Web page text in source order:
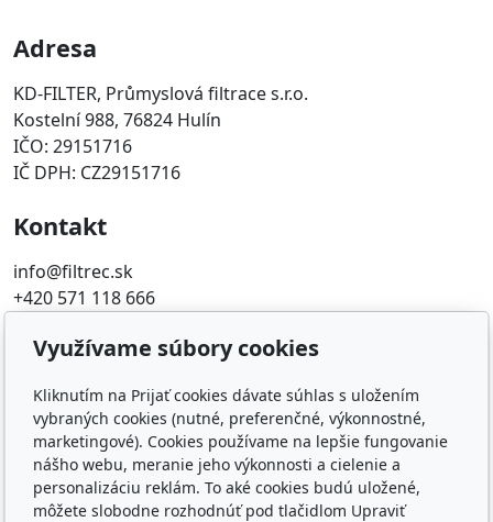
Adresa
KD-FILTER, Průmyslová filtrace s.r.o.
Kostelní 988, 76824 Hulín
IČO: 29151716
IČ DPH: CZ29151716
Kontakt
info@filtrec.sk
+420 571 118 666
Obľúbené odkazy
FILTR-FILTRY.CZ
FILTER-FILTERS.EU
KD-FILTER
KD-FILTER, Průmyslová filtrace s.r.o. - HYDRAULICKÉ
FILTRY, PRŮM
Využívame súbory cookies
Kliknutím na Prijať cookies dávate súhlas s uložením
vybraných cookies (nutné, preferenčné, výkonnostné,
marketingové). Cookies používame na lepšie fungovanie
nášho webu, meranie jeho výkonnosti a cielenie a
personalizáciu reklám. To aké cookies budú uložené,
môžete slobodne rozhodnúť pod tlačidlom Upraviť